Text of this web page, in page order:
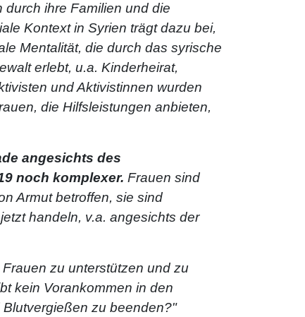
durch ihre Familien und die
Kontext in Syrien trägt dazu bei,
Mentalität, die durch das syrische
erlebt, u.a. Kinderheirat,
und Aktivistinnen wurden
die Hilfsleistungen anbieten,
angesichts des
noch komplexer. Frauen sind
Armut betroffen, sie sind
handeln, v.a. angesichts der
zu unterstützen und zu
kein Vorankommen in den
zu beenden?"